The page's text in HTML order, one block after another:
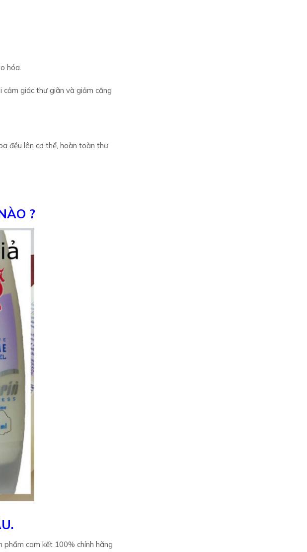
hóa.
giác thư giãn và giảm căng
đều lên cơ thể, hoàn toàn thư
?
phẩm cam kết 100% chính hãng